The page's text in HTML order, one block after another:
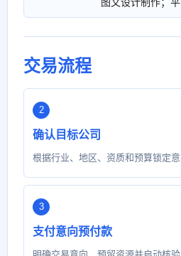
交易流程
确认目标公司
根据行业、地区、资质和预算锁定意
支付意向预付款